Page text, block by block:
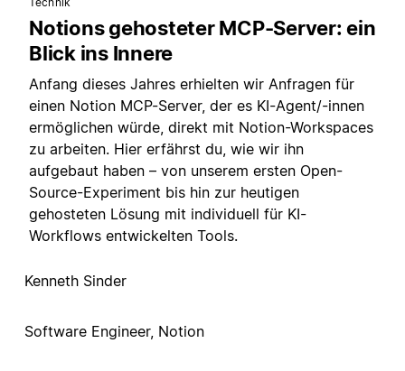
Notions gehosteter MCP-Server: ein
Blick ins Innere
Anfang dieses Jahres erhielten wir Anfragen für
einen Notion MCP-Server, der es KI-Agent/-innen
ermöglichen würde, direkt mit Notion-Workspaces
zu arbeiten. Hier erfährst du, wie wir ihn
aufgebaut haben – von unserem ersten Open-
Source-Experiment bis hin zur heutigen
gehosteten Lösung mit individuell für KI-
Workflows entwickelten Tools.
Kenneth Sinder
Software Engineer, Notion